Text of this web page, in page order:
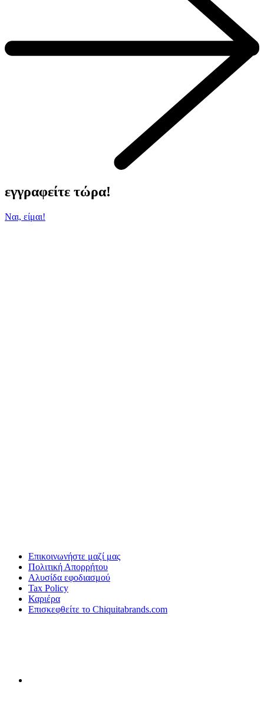
εγγραφείτε τώρα!
Ναι, είμαι!
Επικοινωνήστε μαζί μας
Πολιτική Απορρήτου
Αλυσίδα εφοδιασμού
Tax Policy
Καριέρα
Επισκεφθείτε το Chiquitabrands.com